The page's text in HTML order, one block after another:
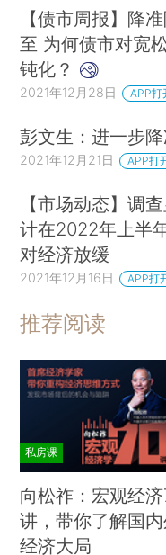
【债市周报】降
至 为何债市对宽
钝化？
2021年12月28日 APP打
彭文生：进一步
2021年12月21日 APP打
【市场动态】调
计在2022年上半
对经济放缓
2021年12月16日 APP打
推荐阅读
私房课
向松祚：宏观经
讲，带你了解国
经济大局